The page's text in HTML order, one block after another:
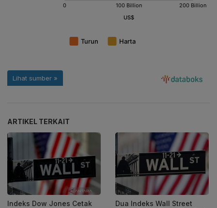
ARTIKEL TERKAIT
Indeks Dow Jones Cetak
Dua Indeks Wall Street